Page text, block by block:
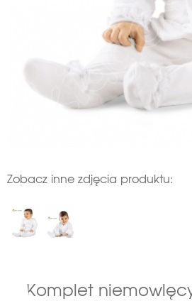
Zobacz inne zdjęcia produktu:
Komplet